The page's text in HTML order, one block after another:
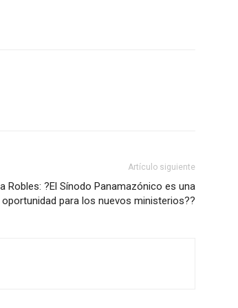
Artículo siguiente
Robles: ?El Sínodo Panamazónico es una
oportunidad para los nuevos ministerios??